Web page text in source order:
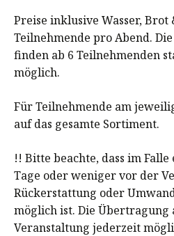
Preise inklusive Wasser, Brot
Teilnehmende pro Abend.
finden ab 6 Teilnehmenden
möglich.
Für Teilnehmende am
auf das gesamte Sortiment.
!! Bitte beachte, dass im
Tage oder weniger vor der
Rückerstattung oder
möglich ist. Die Übertragung
Veranstaltung jederzeit